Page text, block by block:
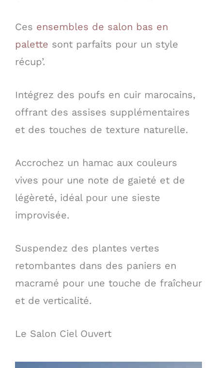
Ces ensembles de salon bas en
palette sont parfaits pour un style
récup’.
Intégrez des poufs en cuir marocains,
offrant des assises supplémentaires
et des touches de texture naturelle.
Accrochez un hamac aux couleurs
vives pour une note de gaieté et de
légèreté, idéal pour une sieste
improvisée.
Suspendez des plantes vertes
retombantes dans des paniers en
macramé pour une touche de fraîcheur
et de verticalité.
Le Salon Ciel Ouvert